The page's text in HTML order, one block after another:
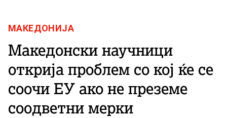
МАКЕДОНИЈА
Македонски научници
открија проблем со кој ќе се
соочи ЕУ ако не преземе
соодветни мерки